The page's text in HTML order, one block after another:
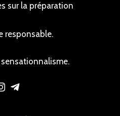
sur la préparation
responsable.